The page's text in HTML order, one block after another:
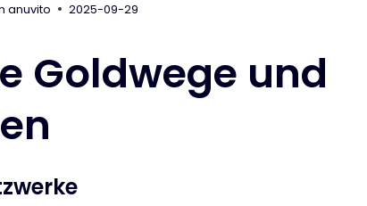
anuvito 2025-09-29
Goldwege und